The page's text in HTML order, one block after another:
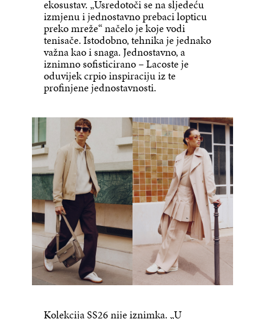
ekosustav. „Usredotoči se na sljedeću
izmjenu i jednostavno prebaci lopticu
preko mreže“ načelo je koje vodi
tenisače. Istodobno, tehnika je jednako
važna kao i snaga. Jednostavno, a
iznimno sofisticirano – Lacoste je
oduvijek crpio inspiraciju iz te
profinjene jednostavnosti.
Kolekcija SS26 nije iznimka. „U